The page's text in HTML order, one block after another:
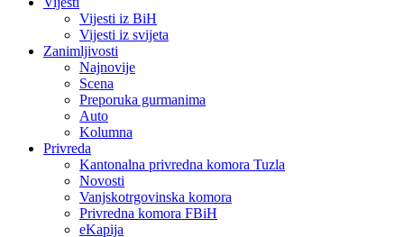
Vijesti iz BiH
Vijesti iz svijeta
Zanimljivosti
Najnovije
Scena
Preporuka gurmanima
Auto
Kolumna
Privreda
Kantonalna privredna komora Tuzla
Novosti
Vanjskotrgovinska komora
Privredna komora FBiH
eKapija